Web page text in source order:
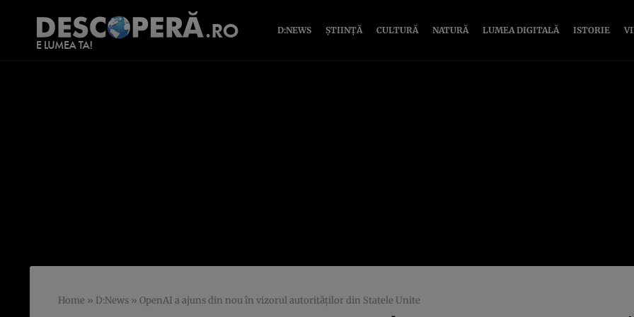
D:NEWS ȘTIINȚĂ CULTURĂ NATURĂ LUMEA DIGITALĂ ISTORIE
Home » D:News » OpenAI a ajuns din nou în vizorul autorităților din Statele Unite